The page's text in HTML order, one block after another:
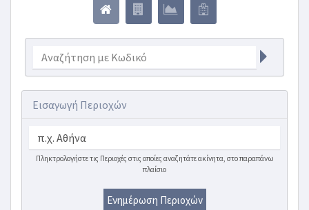
Εισαγωγή Περιοχών
Πληκτρολογήστε τις Περιοχές στις οποίες αναζητάτε ακίνητα, στο παραπάνω
πλαίσιο
Ενημέρωση Περιοχών